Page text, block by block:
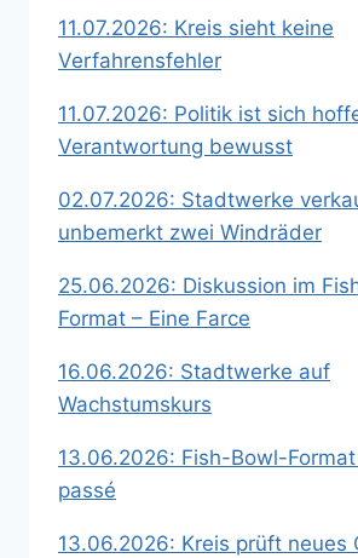
11.07.2026: Kreis sieht keine
Verfahrensfehler
11.07.2026: Politik ist sich
Verantwortung bewusst
02.07.2026: Stadtwerke
unbemerkt zwei Windräder
25.06.2026: Diskussion im
Format – Eine Farce
16.06.2026: Stadtwerke auf
Wachstumskurs
13.06.2026: Fish-Bowl-
passé
13.06.2026: Kreis prüft neues